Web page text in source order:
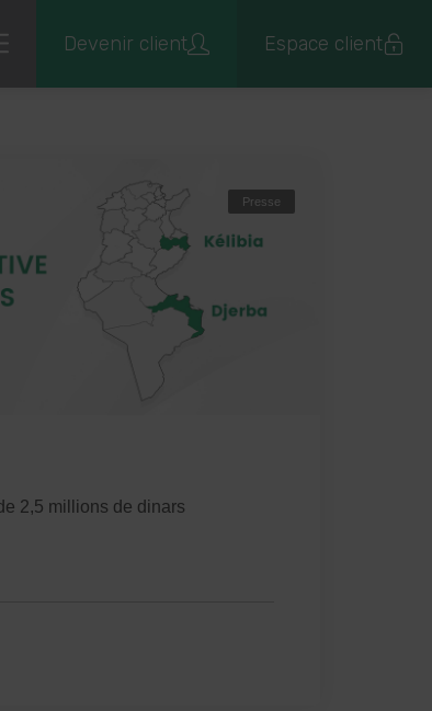
Devenir client Espace client
Presse
2,5 millions de dinars